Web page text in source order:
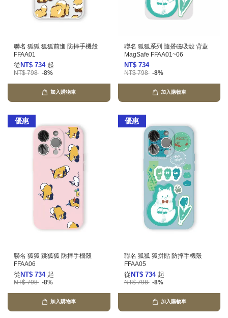
聯名 狐狐 狐狐前進 防摔手機殼
FFAA01
從 NT$ 734 起
NT$ 798 -8%
加入購物車
聯名 狐狐系列 隨搭磁吸殼 背蓋
MagSafe FFAA01~06
NT$ 734
NT$ 798 -8%
加入購物車
優惠
聯名 狐狐 跳狐狐 防摔手機殼
FFAA06
從 NT$ 734 起
NT$ 798 -8%
加入購物車
優惠
聯名 狐狐 狐拼貼 防摔手機殼
FFAA05
從 NT$ 734 起
NT$ 798 -8%
加入購物車